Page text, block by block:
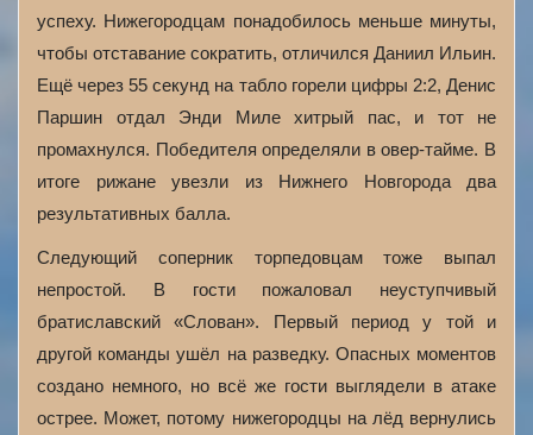
успеху. Нижегородцам понадобилось меньше минуты,
чтобы отставание сократить, отличился Даниил Ильин.
Ещё через 55 секунд на табло горели цифры 2:2, Денис
Паршин отдал Энди Миле хитрый пас, и тот не
промахнулся. Победителя определяли в овер-тайме. В
итоге рижане увезли из Нижнего Новгорода два
результативных балла.
Следующий соперник торпедовцам тоже выпал
непростой. В гости пожаловал неуступчивый
братиславский «Слован». Первый период у той и
другой команды ушёл на разведку. Опасных моментов
создано немного, но всё же гости выглядели в атаке
острее. Может, потому нижегородцы на лёд вернулись